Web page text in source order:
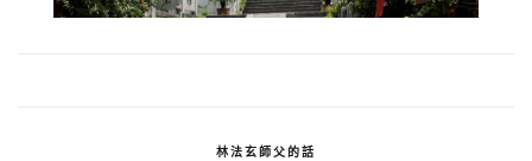
林法玄師父的話